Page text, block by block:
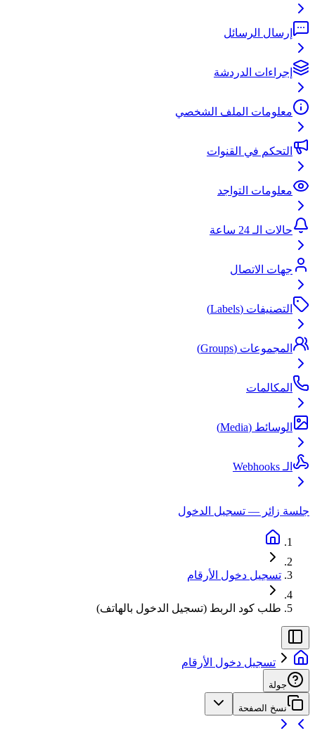
إرسال الرسائل
إجراءات الدردشة
معلومات الملف الشخصي
التحكم في القنوات
معلومات التواجد
حالات الـ 24 ساعة
جهات الاتصال
التصنيفات (Labels)
المجموعات (Groups)
المكالمات
الوسائط (Media)
الـ Webhooks
جلسة زائر — تسجيل الدخول
تسجيل دخول الأرقام
طلب كود الربط (تسجيل الدخول بالهاتف)
تسجيل دخول الأرقام
جولة
نسخ الصفحة